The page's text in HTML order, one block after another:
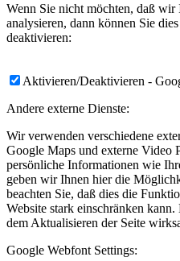
Wenn Sie nicht möchten, daß wir
analysieren, dann können Sie
deaktivieren:
Aktivieren/Deaktivieren -
Andere externe Dienste:
Wir verwenden verschiedene
Google Maps und externe Video
persönliche Informationen wie
geben wir Ihnen hier die
beachten Sie, daß dies die
Website stark einschränken
dem Aktualisieren der Seite
Google Webfont Settings: